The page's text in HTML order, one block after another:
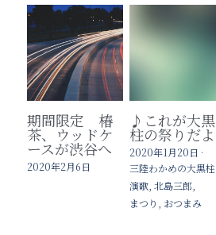
期間限定 椿
茶、ウッドケ
ースが渋谷へ
2020年2月6日
♪これが大黒
柱の祭りだよ
2020年1月20日 ·
三陸わかめの大黒柱,
演歌, 北島三郎,
まつり,
おつまみ